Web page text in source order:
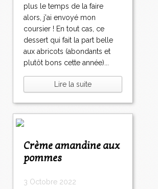
plus le temps de la faire
alors, j'ai envoyé mon
coursier ! En tout cas, ce
dessert qui fait la part belle
aux abricots (abondants et
plutôt bons cette année)...
Lire la suite
Crème amandine aux
pommes
3 Octobre 2022